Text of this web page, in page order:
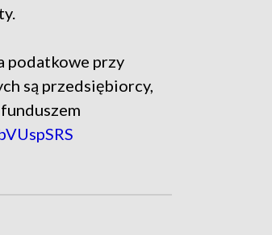
podatkowe przy
są przedsiębiorcy,